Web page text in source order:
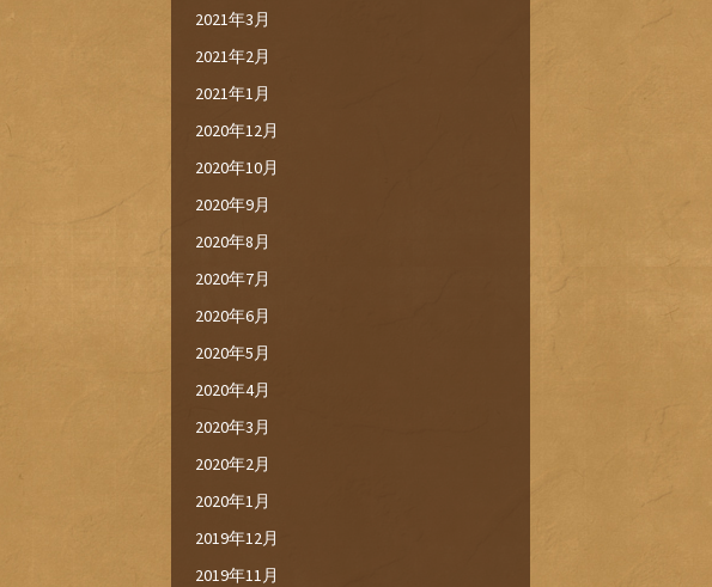
2021年3月
2021年2月
2021年1月
2020年12月
2020年10月
2020年9月
2020年8月
2020年7月
2020年6月
2020年5月
2020年4月
2020年3月
2020年2月
2020年1月
2019年12月
2019年11月